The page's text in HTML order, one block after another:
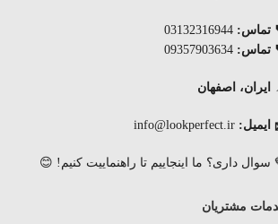
تماس:
تماس:
ایران، اصفهان
ایمیل:
سوال داری؟ ما اینجاییم تا راهنماییت کنیم! 😊
مشتریان